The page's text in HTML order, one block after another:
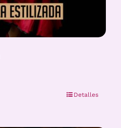
Detalles